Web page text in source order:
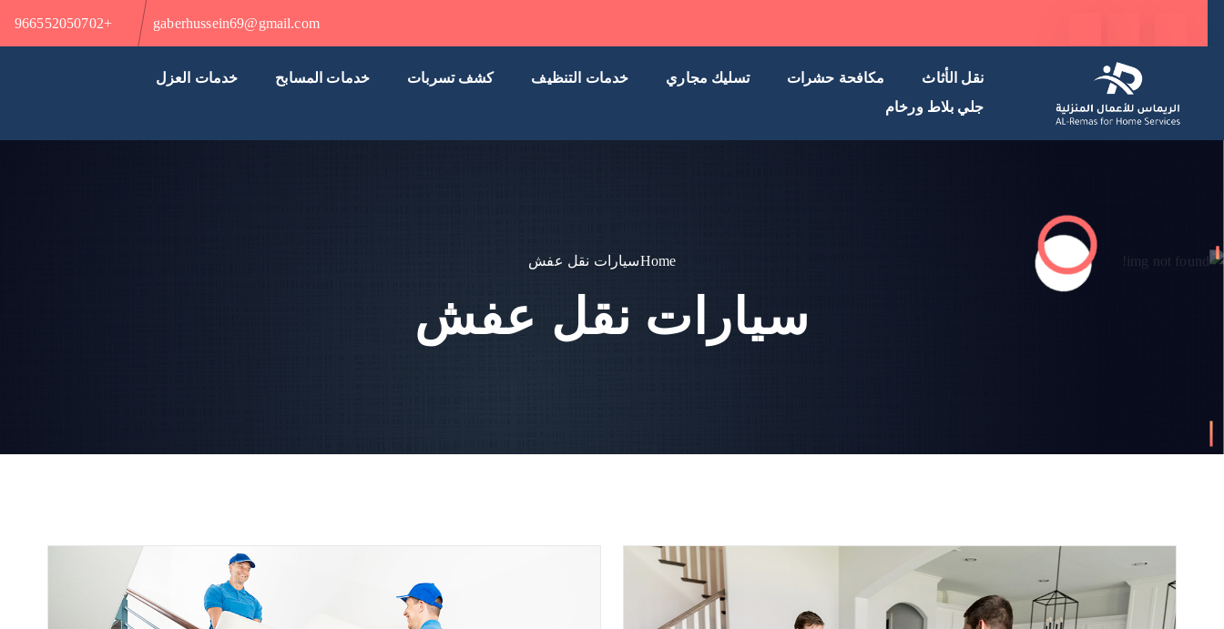
gaberhussein69@gmail.com
+966552050702
نقل الأثاث مكافحة حشرات تسليك مجاري خدمات التنظيف كشف تسربات خدمات المسابح
خدمات العزل
جلي بلاط ورخام
Homeسيارات نقل عفش
سيارات نقل عفش